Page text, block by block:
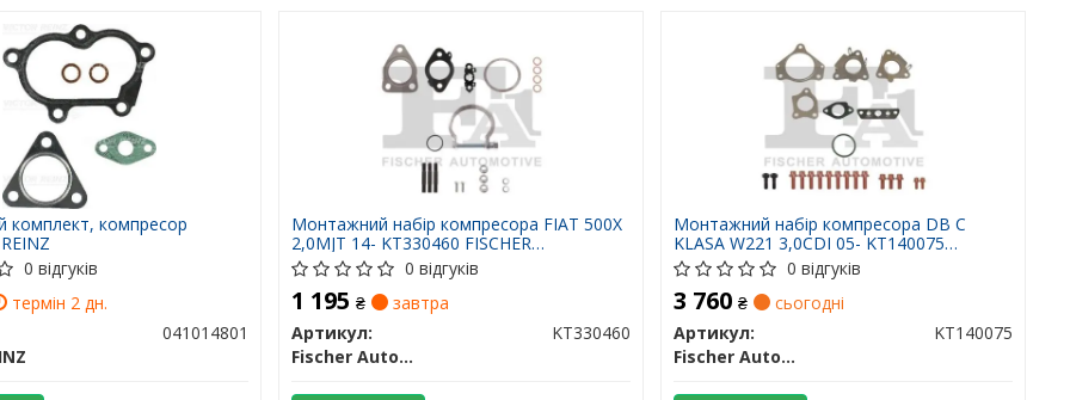
комплект, компресор
0 відгуків
термін 2 дн.
041014801
Монтажний набір компресора FIAT 500X
2,0MJT 14- KT330460 FISCHER
AUTOMOTIVE ONE0 відгуків
1 195₴
завтра
Артикул:
KT330460
Fischer Automotive One (FA1)
Монтажний набір компресора DB C
KLASA W221 3,0CDI 05- KT140075
FISCHER AUTOMOTIVE ONE
0 відгуків
3 760₴
сьогодні
Артикул:
KT140075
Fischer Automotive One (FA1)